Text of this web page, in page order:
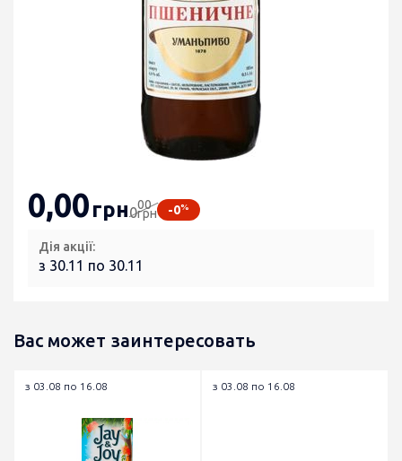
0,00грн000
грн -0%
Дія акції:
з 30.11 по 30.11
Вас может заинтересовать
з 03.08 по 16.08 з 03.08 по 16.08